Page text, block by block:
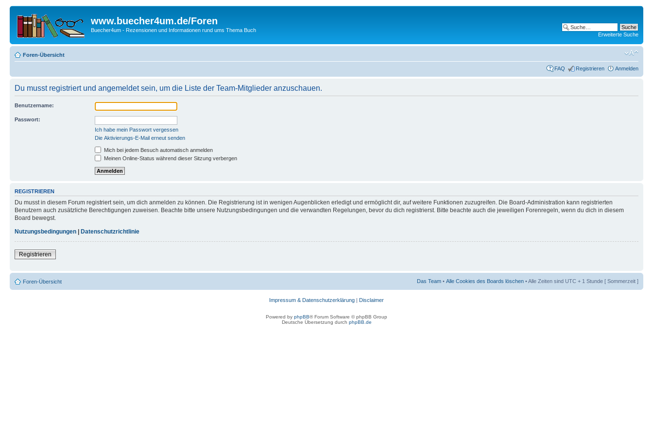
www.buecher4um.de/Foren
Buecher4um - Rezensionen und Informationen rund ums Thema Buch
Erweiterte Suche
Foren-Übersicht
FAQ Registrieren Anmelden
Du musst registriert und angemeldet sein, um die Liste der Team-Mitglieder anzuschauen.
Benutzername:
Passwort:
Ich habe mein Passwort vergessen
Die Aktivierungs-E-Mail erneut senden
Mich bei jedem Besuch automatisch anmelden
Meinen Online-Status während dieser Sitzung verbergen
REGISTRIEREN
Du musst in diesem Forum registriert sein, um dich anmelden zu können. Die Registrierung ist in wenigen Augenblicken erledigt und ermöglicht dir, auf weitere Funktionen zuzugreifen. Die Board-Administration kann registrierten
Benutzern auch zusätzliche Berechtigungen zuweisen. Beachte bitte unsere Nutzungsbedingungen und die verwandten Regelungen, bevor du dich registrierst. Bitte beachte auch die jeweiligen Forenregeln, wenn du dich in diesem
Board bewegst.
Nutzungsbedingungen
Datenschutzrichtlinie
Registrieren
Foren-Übersicht Das Team • Alle Cookies des Boards löschen • Alle Zeiten sind UTC + 1 Stunde [ Sommerzeit ]
Impressum & Datenschutzerklärung | Disclaimer
Powered by phpBB® Forum Software © phpBB Group
Deutsche Übersetzung durch phpBB.de